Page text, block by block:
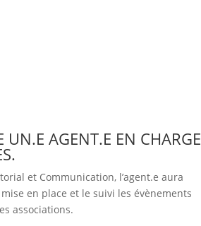
AGENT.E EN CHARGE
et Communication, l’agent.e aura
en place et le suivi les évènements
associations.